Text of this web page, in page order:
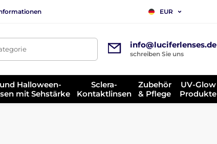
EUR
info@luciferlenses.de
schreiben Sie uns
Halloween-
mit Sehstärke
Sclera-
Kontaktlinsen
Zubehör
& Pflege
UV-Glow
Produkte